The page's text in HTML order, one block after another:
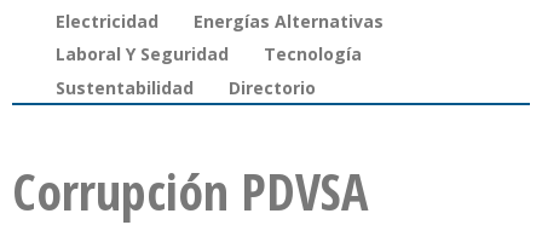
Electricidad
Energías Alternativas
Laboral Y Seguridad
Tecnología
Sustentabilidad
Directorio
Corrupción PDVSA